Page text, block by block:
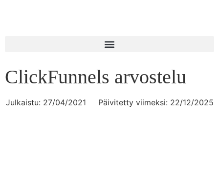
ClickFunnels arvostelu
Julkaistu: 27/04/2021 Päivitetty viimeksi: 22/12/2025